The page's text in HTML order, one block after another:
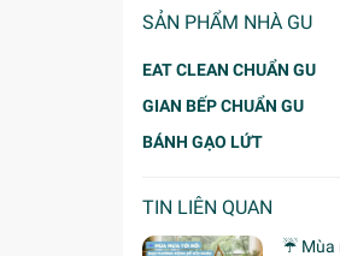
SẢN PHẨM NHÀ GU
EAT CLEAN CHUẨN GU
GIAN BẾP CHUẨN GU
BÁNH GẠO LỨT
TIN LIÊN QUAN
☔ Mùa